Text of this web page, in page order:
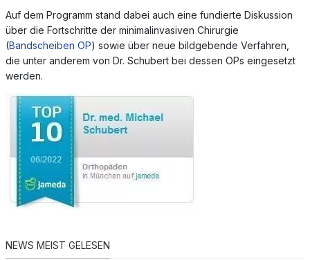
Auf dem Programm stand dabei auch eine fundierte Diskussion
über die Fortschritte der minimalinvasiven Chirurgie
(Bandscheiben OP) sowie über neue bildgebende Verfahren,
die unter anderem von Dr. Schubert bei dessen OPs eingesetzt
werden.
NEWS MEIST GELESEN